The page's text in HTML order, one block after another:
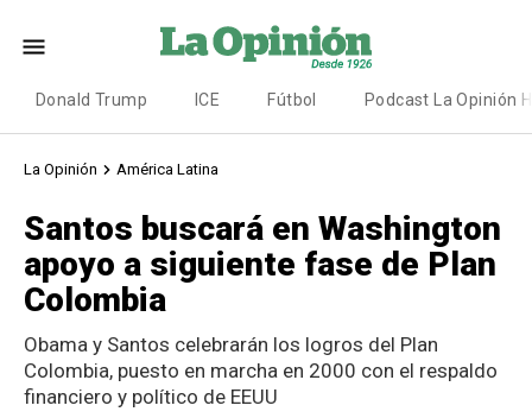
Donald Trump ICE Fútbol Podcast La Opinión
La Opinión América Latina
Santos buscará en Washington
apoyo a siguiente fase de Plan
Colombia
Obama y Santos celebrarán los logros del Plan
Colombia, puesto en marcha en 2000 con el respaldo
financiero y político de EEUU